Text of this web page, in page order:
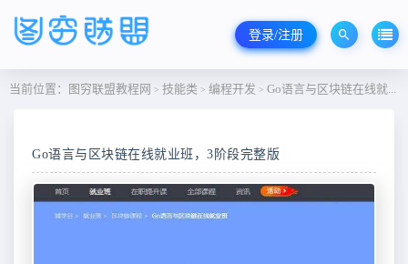
登录/注册
当前位置： 图穷联盟教程网 > 技能类 > 编程开发 > Go语言与区块链在线就业班，3阶段完整版
Go语言与区块链在线就业班，3阶段完整版